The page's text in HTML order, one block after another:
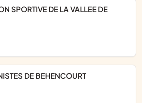
DE BEHENCOURT